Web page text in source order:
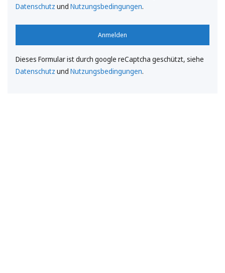
Datenschutz und Nutzungsbedingungen.
Anmelden
Dieses Formular ist durch google reCaptcha geschützt, siehe
Datenschutz und Nutzungsbedingungen.